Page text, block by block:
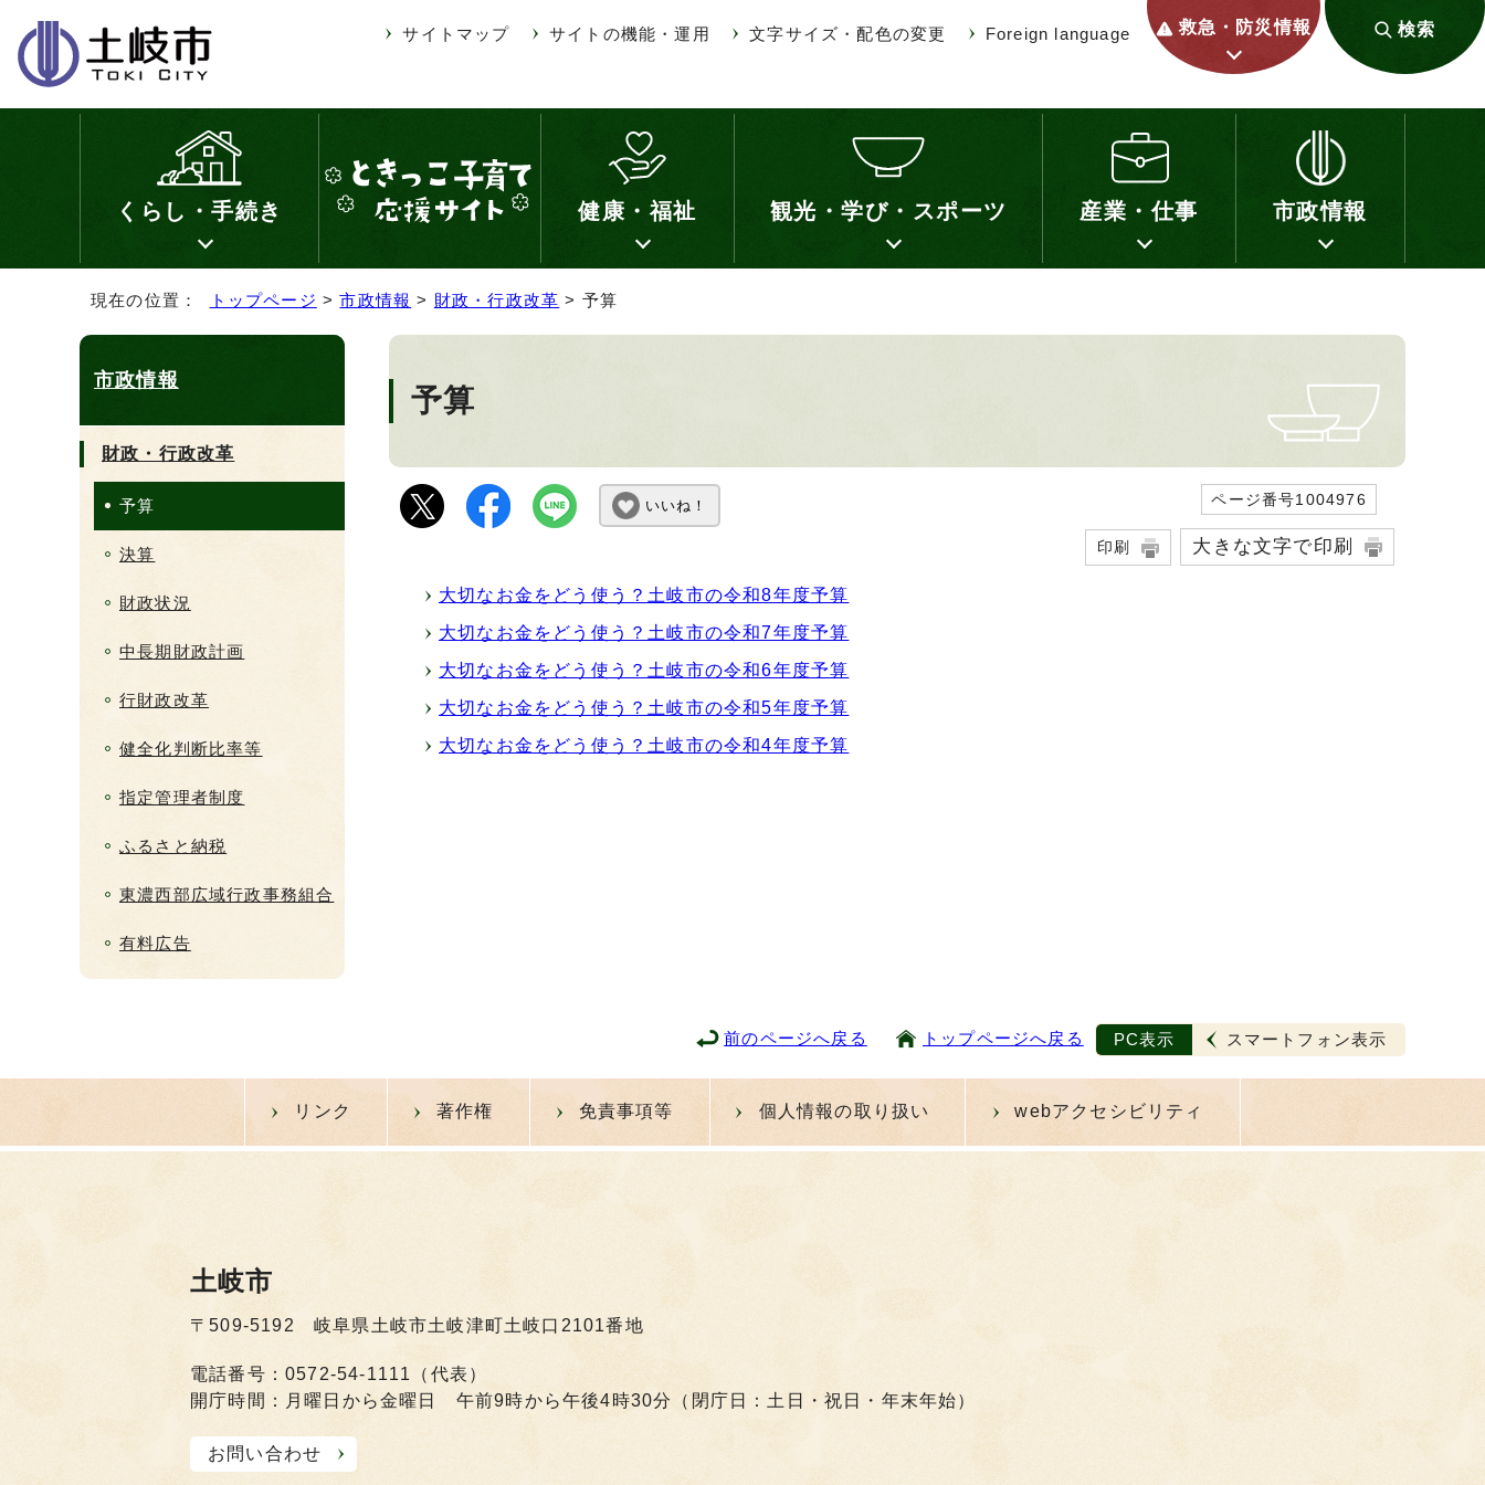
サイトマップ サイトの機能・運用 文字サイズ・配色の変更 Foreign language 救急・防災情報 検索
くらし・手続き 健康・福祉 観光・学び・スポーツ 産業・仕事 市政情報
現在の位置： トップページ >市政情報 > 財政・行政改革 > 予算
予算
いいね！ ページ番号1004976
印刷 大きな文字で印刷
大切なお金をどう使う？土岐市の令和8年度予算
大切なお金をどう使う？土岐市の令和7年度予算
大切なお金をどう使う？土岐市の令和6年度予算
大切なお金をどう使う？土岐市の令和5年度予算
大切なお金をどう使う？土岐市の令和4年度予算
市政情報
財政・行政改革
予算
決算
財政状況
中長期財政計画
行財政改革
健全化判断比率等
指定管理者制度
ふるさと納税
東濃西部広域行政事務組合
有料広告
前のページへ戻る トップページへ戻る PC表示 スマートフォン表示
リンク 著作権 免責事項等 個人情報の取り扱い webアクセシビリティ
土岐市
〒509-5192 岐阜県土岐市土岐津町土岐口2101番地
電話番号：0572-54-1111（代表）
開庁時間：月曜日から金曜日 午前9時から午後4時30分（閉庁日：土日・祝日・年末年始）
お問い合わせ